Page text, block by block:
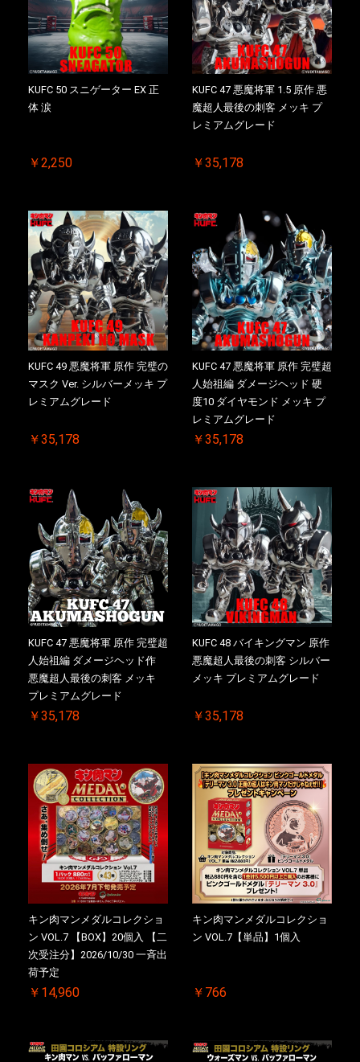
お買い物を続ける カートへ進む
KUFC 50 スニゲーター EX 正
体 涙
￥2,250
KUFC 47 悪魔将軍 1.5 原作 悪
魔超人最後の刺客 メッキ プ
レミアムグレード
￥35,178
KUFC 49 悪魔将軍 原作 完璧の
マスク Ver. シルバーメッキ プ
レミアムグレード
￥35,178
KUFC 47 悪魔将軍 原作 完璧超
人始祖編 ダメージヘッド 硬
度10 ダイヤモンド メッキ プ
レミアムグレード
￥35,178
KUFC 47 悪魔将軍 原作 完璧超
人始祖編 ダメージヘッド作
悪魔超人最後の刺客 メッキ
プレミアムグレード
￥35,178
KUFC 48 バイキングマン 原作
悪魔超人最後の刺客 シルバー
メッキ プレミアムグレード
￥35,178
キン肉マンメダルコレクショ
ン VOL.7 【BOX】20個入 【二
次受注分】2026/10/30 一斉出
荷予定
￥14,960
キン肉マンメダルコレクショ
ン VOL.7【単品】1個入
￥766